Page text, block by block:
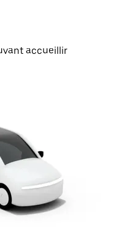
accueillir